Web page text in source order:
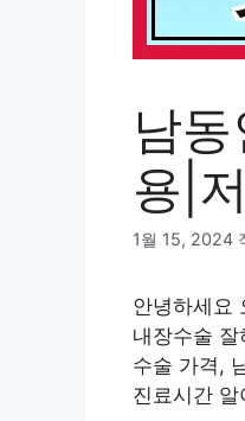
남
용|
1월 15, 2024
안녕하세요
내장수술
수술 가격,
진료시간